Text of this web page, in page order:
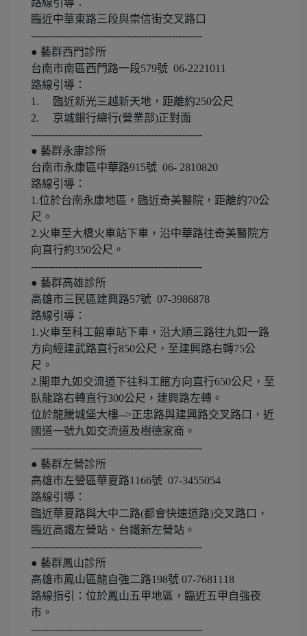
路線引導：
臨近中華東路三段與崇信街交叉路口
--------------------------------------------------
● 藝群西門診所
台南市南區西門路一段579號 06-2221011
路線引導：
1. 臨近新光三越新天地，距離約250公尺
2. 京城銀行總行(營業部)正對面
--------------------------------------------------
● 藝群永康診所
台南市永康區中華路915號 06- 2810820
路線引導：
1.位於台南永康地區，臨近奇美醫院，距離約70公
尺。
2.火車至大橋火車站下車，沿中華路往奇美醫院方
向直行約350公尺。
--------------------------------------------------
● 藝群高雄診所
高雄市三民區建興路57號 07-3986878
路線引導：
1.火車至科工館車站下車，沿大順三路往九如一路
方向經建武路直行850公尺，至建興路右轉75公
尺。
2.開車九如交流道下往科工館方向直行650公尺，至
臥龍路右轉直行300公尺，建興路左轉。
位於龍騰城堡大樓-->正忠路與建興路交叉路口，近
國道一號九如交流道及樹德家商。
--------------------------------------------------
● 藝群左營診所
高雄市左營區華夏路1166號 07-3455054
路線引導：
臨近華夏路與大中二路(都會快速道路)交叉路口，
臨近高鐵左營站、台鐵新左營站。
--------------------------------------------------
● 藝群鳳山診所
高雄市鳳山區龍自強二路198號 07-7681118
路線指引：位於鳳山五甲地區，臨近五甲自強夜
市。
--------------------------------------------------